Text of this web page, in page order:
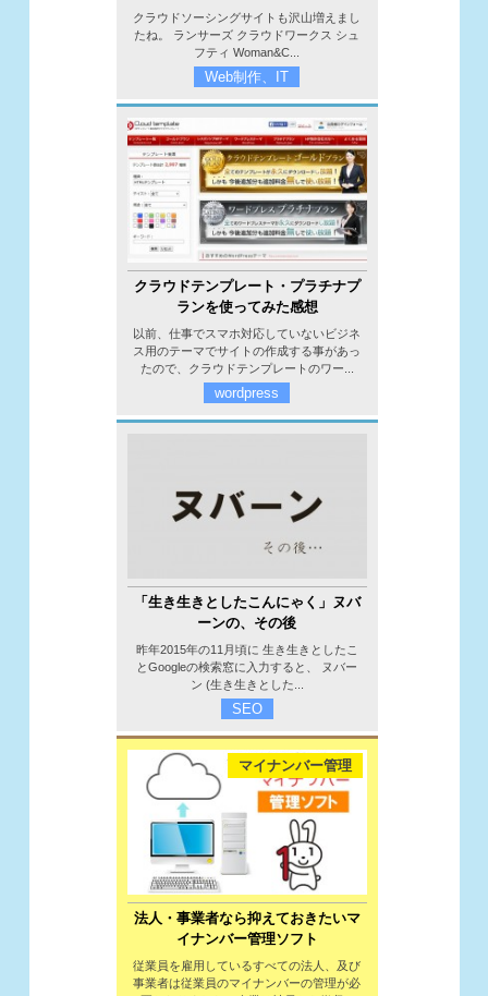
クラウドソーシングサイトも沢山増えまし
たね。 ランサーズ クラウドワークス シュ
フティ Woman&C...
Web制作、IT
クラウドテンプレート・プラチナプ
ランを使ってみた感想
以前、仕事でスマホ対応していないビジネ
ス用のテーマでサイトの作成する事があっ
たので、クラウドテンプレートのワー...
wordpress
「生き生きとしたこんにゃく」ヌバ
ーンの、その後
昨年2015年の11月頃に 生き生きとしたこ
とGoogleの検索窓に入力すると、 ヌバー
ン (生き生きとした...
SEO
マイナンバー管理
法人・事業者なら抑えておきたいマ
イナンバー管理ソフト
従業員を雇用しているすべての法人、及び
事業者は従業員のマイナンバーの管理が必